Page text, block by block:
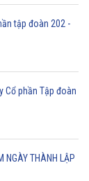
tập đoàn 202 -
Cổ phần Tập đoàn
NGÀY THÀNH LẬP